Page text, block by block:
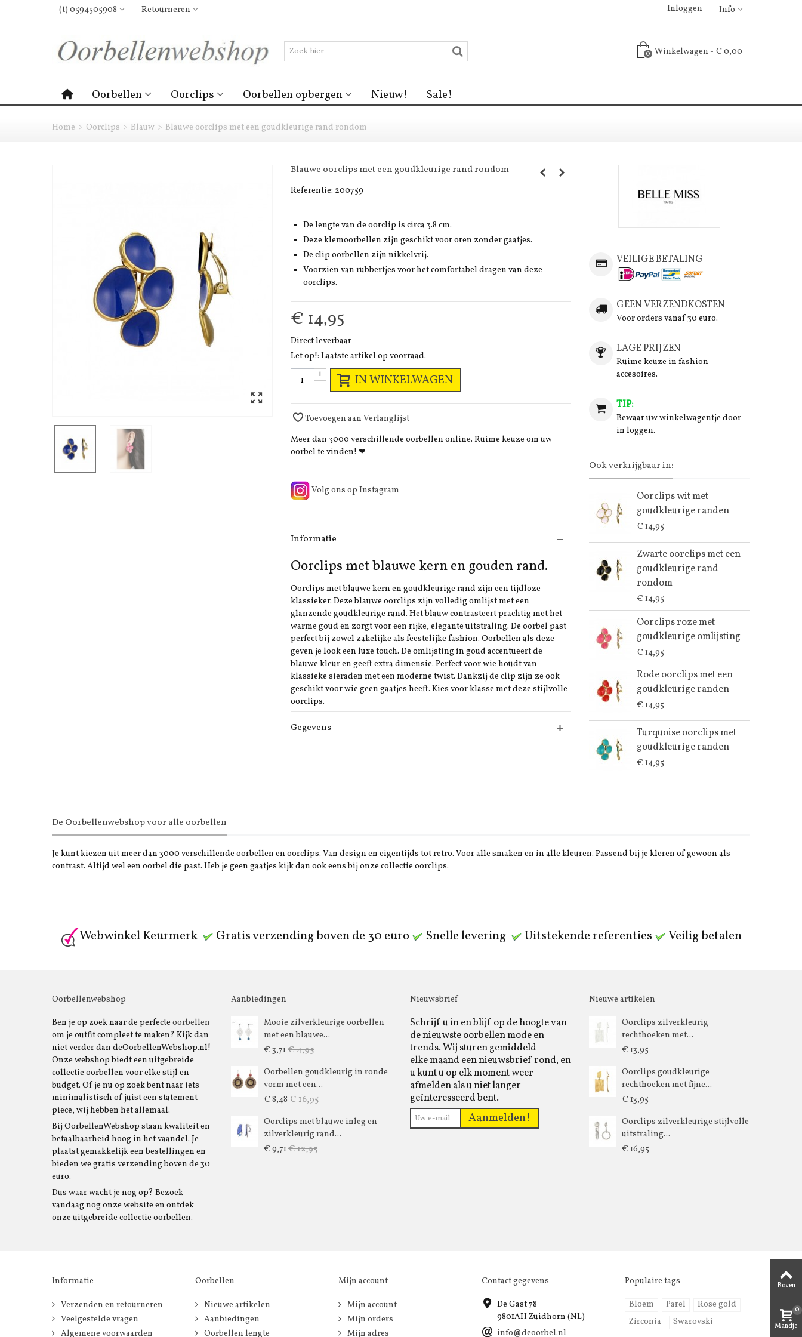
(t) 0594505908 Retourneren Info
Inloggen
0 Winkelwagen - € 0,00
Oorbellen Oorclips Oorbellen opbergen Nieuw! Sale!
Home > Oorclips > Blauw > Blauwe oorclips met een goudkleurige rand rondom
Blauwe oorclips met een goudkleurige rand rondom
Referentie: 200759
De lengte van de oorclip is circa 3.8 cm.
Deze klemoorbellen zijn geschikt voor oren zonder gaatjes.
De clip oorbellen zijn nikkelvrij.
Voorzien van rubbertjes voor het comfortabel dragen van deze
oorclips.
€ 14,95
Direct leverbaar
Let op!: Laatste artikel op voorraad.
-
+ IN WINKELWAGEN
Toevoegen aan Verlanglijst
Meer dan 3000 verschillende oorbellen online. Ruime keuze om uw
oorbel te vinden! ❤
Volg ons op Instagram
Informatie
Oorclips met blauwe kern en gouden rand.
Oorclips met blauwe kern en goudkleurige rand zijn een tijdloze
klassieker. Deze blauwe oorclips zijn volledig omlijst met een
glanzende goudkleurige rand. Het blauw contrasteert prachtig met het
warme goud en zorgt voor een rijke, elegante uitstraling. De oorbel past
perfect bij zowel zakelijke als feestelijke fashion. Oorbellen als deze
geven je look een luxe touch. De omlijsting in goud accentueert de
blauwe kleur en geeft extra dimensie. Perfect voor wie houdt van
klassieke sieraden met een moderne twist. Dankzij de clip zijn ze ook
geschikt voor wie geen gaatjes heeft. Kies voor klasse met deze stijlvolle
oorclips.
Gegevens
VEILIGE BETALING
GEEN VERZENDKOSTEN
Voor orders vanaf 30 euro.
LAGE PRIJZEN
Ruime keuze in fashion
accesoires.
TIP:
Bewaar uw winkelwagentje door
in loggen.
Ook verkrijgbaar in:
Oorclips wit met
goudkleurige randen
€ 14,95
Zwarte oorclips met een
goudkleurige rand
rondom
€ 14,95
Oorclips roze met
goudkleurige omlijsting
€ 14,95
Rode oorclips met een
goudkleurige randen
€ 14,95
Turquoise oorclips met
goudkleurige randen
€ 14,95
De Oorbellenwebshop voor alle oorbellen
Je kunt kiezen uit meer dan 3000 verschillende oorbellen en oorclips. Van design en eigentijds tot retro. Voor alle smaken en in alle kleuren. Passend bij je kleren of gewoon als
contrast. Altijd wel een oorbel die past. Heb je geen gaatjes kijk dan ook eens bij onze collectie oorclips.
Webwinkel Keurmerk Gratis verzending boven de 30 euro Snelle levering Uitstekende referenties Veilig betalen
Oorbellenwebshop
Ben je op zoek naar de perfecte oorbellen
om je outfit compleet te maken? Kijk dan
niet verder dan deOorbellenWebshop.nl!
Onze webshop biedt een uitgebreide
collectie oorbellen voor elke stijl en
budget. Of je nu op zoek bent naar iets
minimalistisch of juist een statement
piece, wij hebben het allemaal.
Bij OorbellenWebshop staan kwaliteit en
betaalbaarheid hoog in het vaandel. Je
plaatst gemakkelijk een bestellingen en
bieden we gratis verzending boven de 30
euro.
Dus waar wacht je nog op? Bezoek
vandaag nog onze website en ontdek
onze uitgebreide collectie oorbellen.
Aanbiedingen
Mooie zilverkleurige oorbellen
met een blauwe...
€ 3,71 € 4,95
Oorbellen goudkleurig in ronde
vorm met een...
€ 8,48 € 16,95
Oorclips met blauwe inleg en
zilverkleurig rand...
€ 9,71 € 12,95
Nieuwsbrief
Schrijf u in en blijf op de hoogte van
de nieuwste oorbellen mode en
trends. Wij sturen gemiddeld
elke maand een nieuwsbrief rond, en
u kunt u op elk moment weer
afmelden als u niet langer
geïnteresseerd bent.
Aanmelden!
Nieuwe artikelen
Oorclips zilverkleurig
rechthoeken met...
€ 13,95
Oorclips goudkleurige
rechthoeken met fijne...
€ 13,95
Oorclips zilverkleurige stijlvolle
uitstraling...
€ 16,95
Informatie
Verzenden en retourneren
Veelgestelde vragen
Algemene voorwaarden
Oorbellen
Nieuwe artikelen
Aanbiedingen
Oorbellen lengte
Mijn account
Mijn account
Mijn orders
Mijn adres
Contact gegevens
De Gast 78
9801AH Zuidhorn (NL)
info@deoorbel.nl
Populaire tags
Bloem Parel
Rose gold
Zirconia
Swarovski
Boven
Mandje
0